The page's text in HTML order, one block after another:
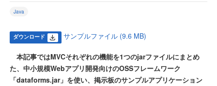
Java
ダウンロード サンプルファイル (9.6 MB)
本記事ではMVCそれぞれの機能を1つのjarファイルにまとめ
た、中小規模Webアプリ開発向けのOSSフレームワーク
「dataforms.jar」を使い、掲示板のサンプルアプリケーション